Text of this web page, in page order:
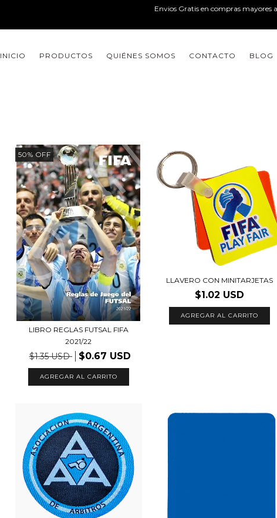
Envios Gratis en compras mayores
INICIO PRODUCTOS QUIÉNES SOMOS CONTACTO BLOG
50% OFF
LIBRO REGLAS FUTSAL FIFA
2021/22
$1.35 USD $0.67 USD
LLAVERO CON MINITARJETAS
$1.02 USD
AGREGAR AL CARRITO